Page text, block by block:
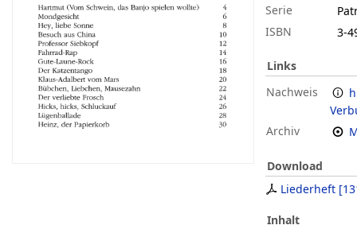
Serie
ISBN
3-
Links
Nachweis
Archiv
Download
Liederheft [
Inhalt